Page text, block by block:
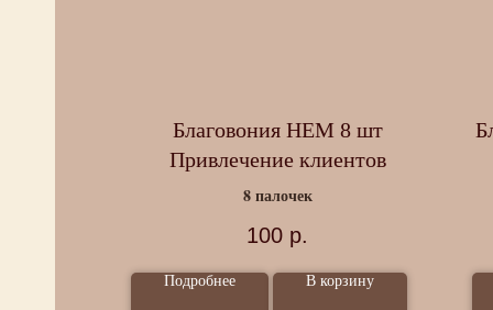
Благовония HEM 8 шт
Привлечение клиентов
8 палочек
100 р.
Подробнее В корзину